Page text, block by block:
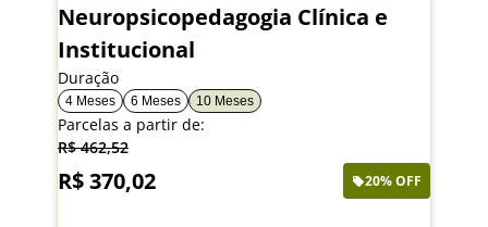
Neuropsicopedagogia Clínica e
Institucional
Duração
4 Meses 6 Meses 10 Meses
Parcelas a partir de:
R$ 462,52
R$ 370,02 20% OFF